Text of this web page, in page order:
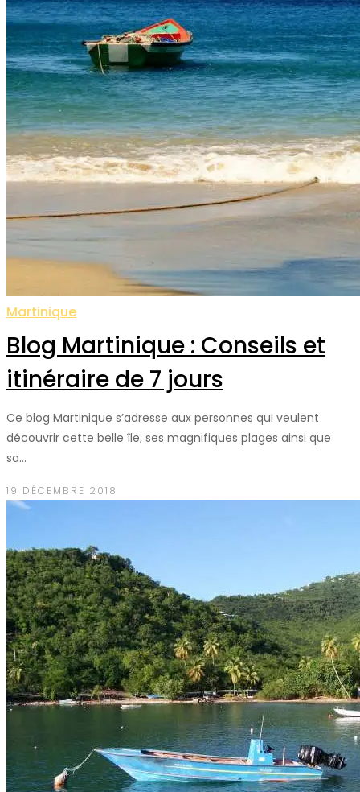
Martinique
Blog Martinique : Conseils et
itinéraire de 7 jours
Ce blog Martinique s’adresse aux personnes qui veulent
découvrir cette belle île, ses magnifiques plages ainsi que
sa…
19 DÉCEMBRE 2018